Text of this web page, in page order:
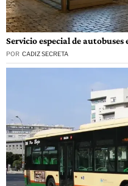
Servicio especial de autobuses
POR CADIZ SECRETA